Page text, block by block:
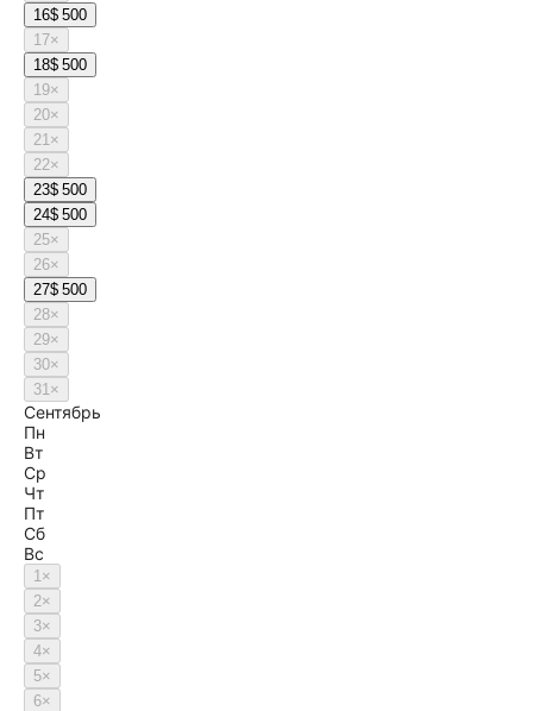
16$ 500
17×
18$ 500
19×
20×
21×
22×
23$ 500
24$ 500
25×
26×
27$ 500
28×
29×
30×
31×
Сентябрь
Пн
Вт
Ср
Чт
Пт
Сб
Вс
1×
2×
3×
4×
5×
6×